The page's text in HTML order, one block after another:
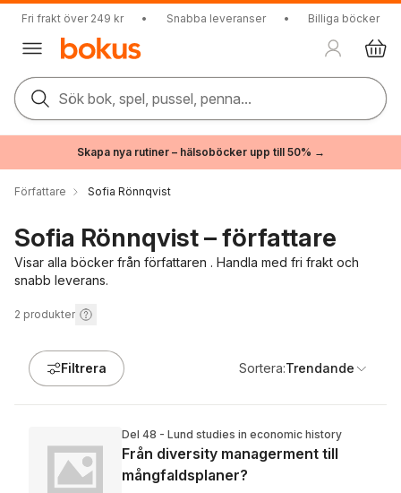
Fri frakt över 249 kr • Snabba leveranser • Billiga böcker
Sök bok, spel, pussel, penna...
Skapa nya rutiner – hälsoböcker upp till 50% →
Författare Sofia Rönnqvist
Sofia Rönnqvist – författare
Visar alla böcker från författaren . Handla med fri frakt och
snabb leverans.
2 produkter
Filtrera Sortera:Trendande
Del 48 - Lund studies in economic history
Från diversity managerment till
mångfaldsplaner?